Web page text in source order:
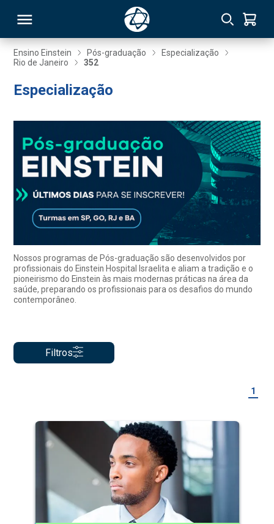
Ensino Einstein Pós-graduação
Especialização
Rio de Janeiro
352
Especialização
Nossos programas de Pós-graduação são desenvolvidos por
profissionais do Einstein Hospital Israelita e aliam a tradição e o
pioneirismo do Einstein às mais modernas práticas na área da
saúde, preparando os profissionais para os desafios do mundo
contemporâneo.
Filtros
1